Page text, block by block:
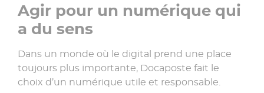
Agir pour un numérique qui
a du sens
Dans un monde où le digital prend une place
toujours plus importante, Docaposte fait le
choix d’un numérique utile et responsable.